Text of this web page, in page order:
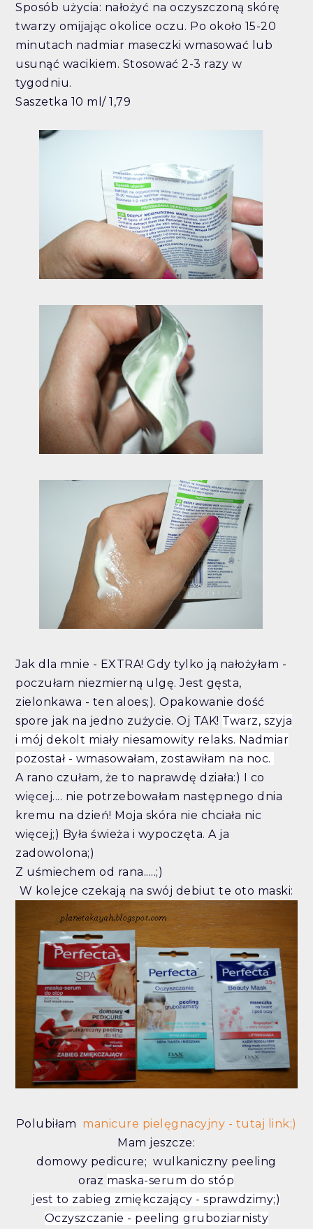
Sposób użycia: nałożyć na oczyszczoną skórę
twarzy omijając okolice oczu. Po około 15-20
minutach nadmiar maseczki wmasować lub
usunąć wacikiem. Stosować 2-3 razy w
tygodniu.
Saszetka 10 ml/ 1,79
Jak dla mnie - EXTRA! Gdy tylko ją nałożyłam -
poczułam niezmierną ulgę. Jest gęsta,
zielonkawa - ten aloes;). Opakowanie dość
spore jak na jedno zużycie. Oj TAK! Twarz, szyja
i mój dekolt miały niesamowity relaks. Nadmiar
pozostał - wmasowałam, zostawiłam na noc.
A rano czułam, że to naprawdę działa:) I co
więcej.... nie potrzebowałam następnego dnia
kremu na dzień! Moja skóra nie chciała nic
więcej;) Była świeża i wypoczęta. A ja
zadowolona;)
Z uśmiechem od rana.....;)
W kolejce czekają na swój debiut te oto maski:
Polubiłam manicure pielęgnacyjny - tutaj link;)
Mam jeszcze:
domowy pedicure; wulkaniczny peeling
oraz maska-serum do stóp
jest to zabieg zmiękczający - sprawdzimy;)
Oczyszczanie - peeling gruboziarnisty